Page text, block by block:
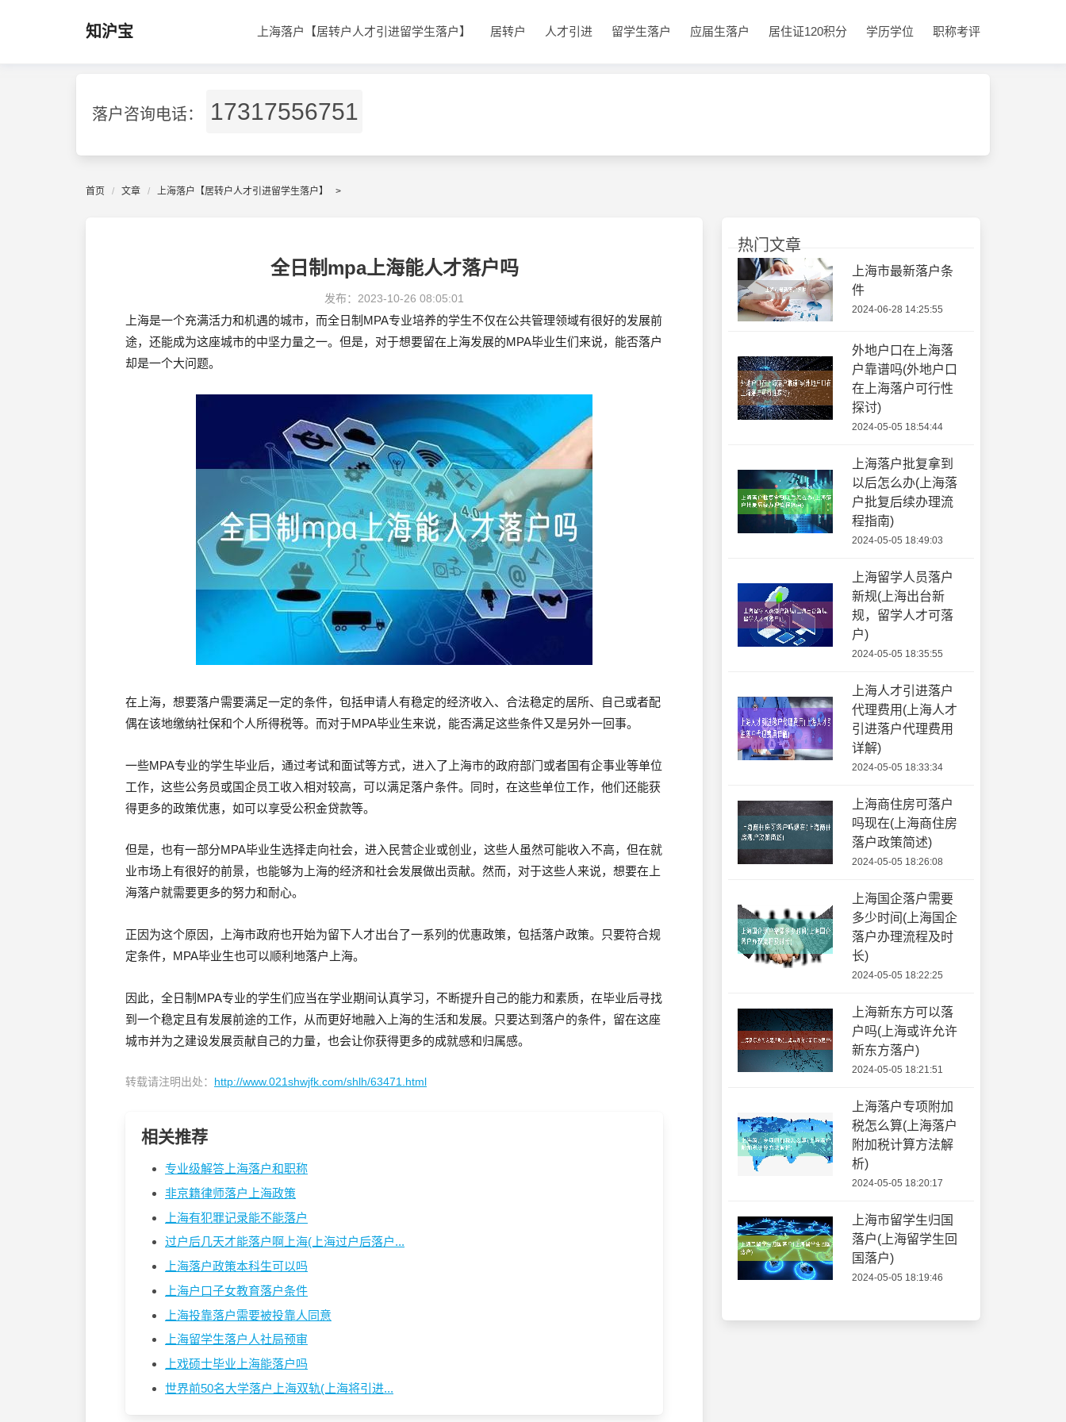
知沪宝 上海落户【居转户人才引进留学生落户】 居转户 人才引进 留学生落户 应届生落户 居住证120积分 学历学位 职称考评
落户咨询电话： 17317556751
首页 文章 上海落户【居转户人才引进留学生落户】 >
全日制mpa上海能人才落户吗
发布： 2023-10-26 08:05:01
上海是一个充满活力和机遇的城市，而全日制MPA专业培养的学生不仅在公共管理领域有很好的发展前
途，还能成为这座城市的中坚力量之一。但是，对于想要留在上海发展的MPA毕业生们来说，能否落户
却是一个大问题。
在上海，想要落户需要满足一定的条件，包括申请人有稳定的经济收入、合法稳定的居所、自己或者配
偶在该地缴纳社保和个人所得税等。而对于MPA毕业生来说，能否满足这些条件又是另外一回事。
一些MPA专业的学生毕业后，通过考试和面试等方式，进入了上海市的政府部门或者国有企事业等单位
工作，这些公务员或国企员工收入相对较高，可以满足落户条件。同时，在这些单位工作，他们还能获
得更多的政策优惠，如可以享受公积金贷款等。
但是，也有一部分MPA毕业生选择走向社会，进入民营企业或创业，这些人虽然可能收入不高，但在就
业市场上有很好的前景，也能够为上海的经济和社会发展做出贡献。然而，对于这些人来说，想要在上
海落户就需要更多的努力和耐心。
正因为这个原因，上海市政府也开始为留下人才出台了一系列的优惠政策，包括落户政策。只要符合规
定条件，MPA毕业生也可以顺利地落户上海。
因此，全日制MPA专业的学生们应当在学业期间认真学习，不断提升自己的能力和素质，在毕业后寻找
到一个稳定且有发展前途的工作，从而更好地融入上海的生活和发展。只要达到落户的条件，留在这座
城市并为之建设发展贡献自己的力量，也会让你获得更多的成就感和归属感。
转载请注明出处： http://www.021shwjfk.com/shlh/63471.html
相关推荐
专业级解答上海落户和职称
非京籍律师落户上海政策
上海有犯罪记录能不能落户
过户后几天才能落户啊上海(上海过户后落户...
上海落户政策本科生可以吗
上海户口子女教育落户条件
上海投靠落户需要被投靠人同意
上海留学生落户人社局预审
上戏硕士毕业上海能落户吗
世界前50名大学落户上海双轨(上海将引进...
热门文章
上海市最新落户条
件
2024-06-28 14:25:55
外地户口在上海落
户靠谱吗(外地户口
在上海落户可行性
探讨)
2024-05-05 18:54:44
上海落户批复拿到
以后怎么办(上海落
户批复后续办理流
程指南)
2024-05-05 18:49:03
上海留学人员落户
新规(上海出台新
规，留学人才可落
户)
2024-05-05 18:35:55
上海人才引进落户
代理费用(上海人才
引进落户代理费用
详解)
2024-05-05 18:33:34
上海商住房可落户
吗现在(上海商住房
落户政策简述)
2024-05-05 18:26:08
上海国企落户需要
多少时间(上海国企
落户办理流程及时
长)
2024-05-05 18:22:25
上海新东方可以落
户吗(上海或许允许
新东方落户)
2024-05-05 18:21:51
上海落户专项附加
税怎么算(上海落户
附加税计算方法解
析)
2024-05-05 18:20:17
上海市留学生归国
落户(上海留学生回
国落户)
2024-05-05 18:19:46